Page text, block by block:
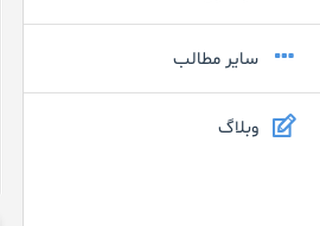
سایر مطالب
وبلاگ